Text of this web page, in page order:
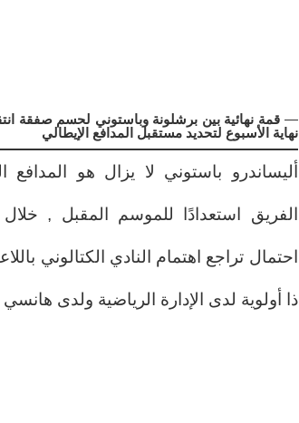
— قمة نهائية بين برشلونة وباستوني لحسم صفقة
نهاية الأسبوع لتحديد مستقبل المدافع الإيطالي
أليساندرو باستوني لا يزال هو
الفريق استعدادًا للموسم المقبل , خلال
احتمال تراجع اهتمام النادي الكتالوني
ذا أولوية لدى الإدارة الرياضية ولدى